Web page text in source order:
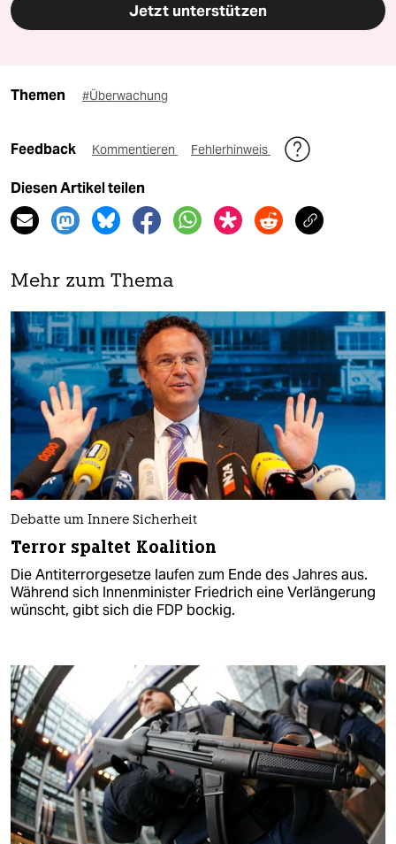
Jetzt unterstützen
Themen #Überwachung
Feedback Kommentieren Fehlerhinweis
Diesen Artikel teilen
Mehr zum Thema
Debatte um Innere Sicherheit
Terror spaltet Koalition
Die Antiterrorgesetze laufen zum Ende des Jahres aus.
Während sich Innenminister Friedrich eine Verlängerung
wünscht, gibt sich die FDP bockig.